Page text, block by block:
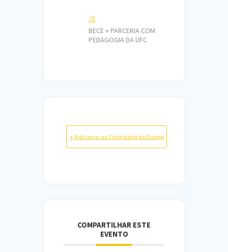
BECE + PARCERIA COM
PEDAGOGIA DA UFC
+ Adicionar ao Calendário do Google
COMPARTILHAR ESTE
EVENTO